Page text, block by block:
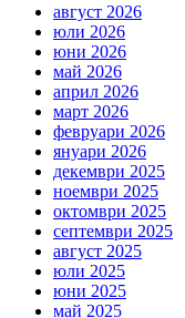
август 2026
юли 2026
юни 2026
май 2026
април 2026
март 2026
февруари 2026
януари 2026
декември 2025
ноември 2025
октомври 2025
септември 2025
август 2025
юли 2025
юни 2025
май 2025